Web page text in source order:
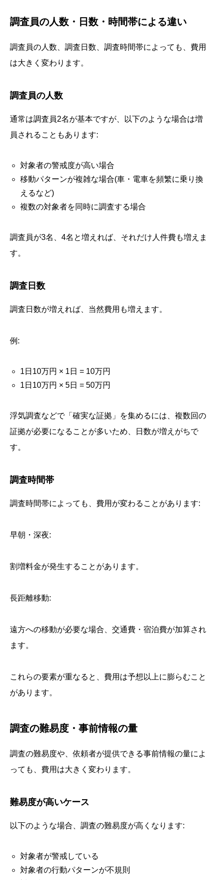
調査員の人数・日数・時間帯による違い
調査員の人数、調査日数、調査時間帯によっても、費用
は大きく変わります。
調査員の人数
通常は調査員2名が基本ですが、以下のような場合は増
員されることもあります:
対象者の警戒度が高い場合
移動パターンが複雑な場合(車・電車を頻繁に乗り換
えるなど)
複数の対象者を同時に調査する場合
調査員が3名、4名と増えれば、それだけ人件費も増えま
す。
調査日数
調査日数が増えれば、当然費用も増えます。
例:
1日10万円 × 1日 = 10万円
1日10万円 × 5日 = 50万円
浮気調査などで「確実な証拠」を集めるには、複数回の
証拠が必要になることが多いため、日数が増えがちで
す。
調査時間帯
調査時間帯によっても、費用が変わることがあります:
早朝・深夜:
割増料金が発生することがあります。
長距離移動:
遠方への移動が必要な場合、交通費・宿泊費が加算され
ます。
これらの要素が重なると、費用は予想以上に膨らむこと
があります。
調査の難易度・事前情報の量
調査の難易度や、依頼者が提供できる事前情報の量によ
っても、費用は大きく変わります。
難易度が高いケース
以下のような場合、調査の難易度が高くなります:
対象者が警戒している
対象者の行動パターンが不規則